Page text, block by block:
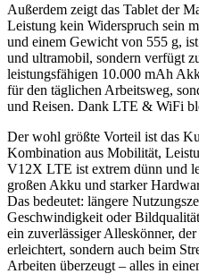
Außerdem zeigt das Tablet der
Leistung kein Widerspruch sein
und einem Gewicht von 555 g,
und ultramobil, sondern verfügt
leistungsfähigen 10.000 mAh
für den täglichen Arbeitsweg,
und Reisen. Dank LTE & WiFi
Der wohl größte Vorteil ist das
Kombination aus Mobilität,
V12X LTE ist extrem dünn und
großen Akku und starker
Das bedeutet: längere
Geschwindigkeit oder
ein zuverlässiger Alleskönner,
erleichtert, sondern auch beim
Arbeiten überzeugt – alles in